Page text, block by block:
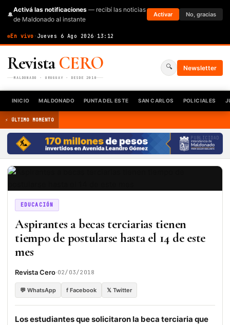
🔔
Activá las notificaciones — recibí las noticias
de Maldonado al instante
Activar No, gracias
En vivo · Jueves 6 Ago 2026 · 13:12
RevistaCERO
MALDONADO · URUGUAY · DESDE 2010
🔍 Newsletter
INICIO MALDONADO PUNTA DEL ESTE SAN CARLOS POLICIALES
⚡ ÚLTIMO MOMENTO
PUBLICIDAD
EDUCACIÓN
Aspirantes a becas terciarias tienen
tiempo de postularse hasta el 14 de este
mes
Revista Cero·02/03/2018
💬 WhatsApp f Facebook 𝕏 Twitter
Los estudiantes que solicitaron la beca terciaria que